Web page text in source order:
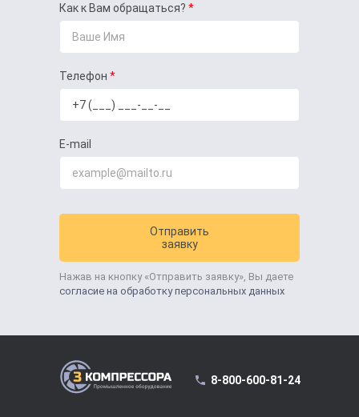
Как к Вам обращаться?
Телефон
E-mail
Отправить
заявку
Нажав на кнопку «Отправить заявку», Вы даете
согласие на обработку персональных данных
8-800-600-81-24